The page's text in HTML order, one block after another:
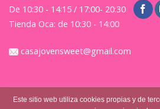
De 10:30 - 14:15 / 17:00- 20:30
Tienda Oca: de 10:30 - 14:00
casajovensweet@gmail.com
Este sitio web utiliza cookies propias y de